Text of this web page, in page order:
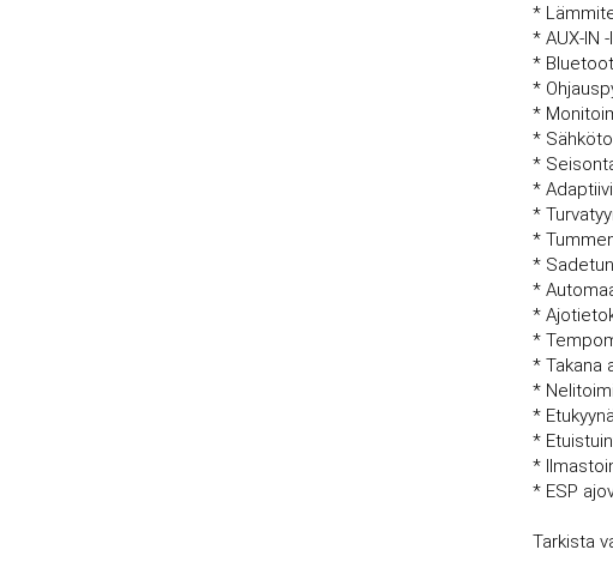
*
* AUX-IN
*
*
*
*
*
*
*
*
*
*
*
*
* Takana
*
*
*
*
* ESP
Tarkista